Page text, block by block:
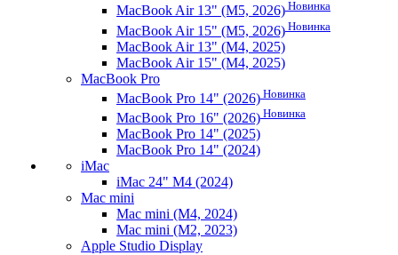
MacBook Air 13" (M5, 2026) Новинка
MacBook Air 15" (M5, 2026) Новинка
MacBook Air 13" (M4, 2025)
MacBook Air 15" (M4, 2025)
MacBook Pro
MacBook Pro 14" (2026) Новинка
MacBook Pro 16" (2026) Новинка
MacBook Pro 14" (2025)
MacBook Pro 14" (2024)
iMac
iMac 24" M4 (2024)
Mac mini
Mac mini (M4, 2024)
Mac mini (M2, 2023)
Apple Studio Display